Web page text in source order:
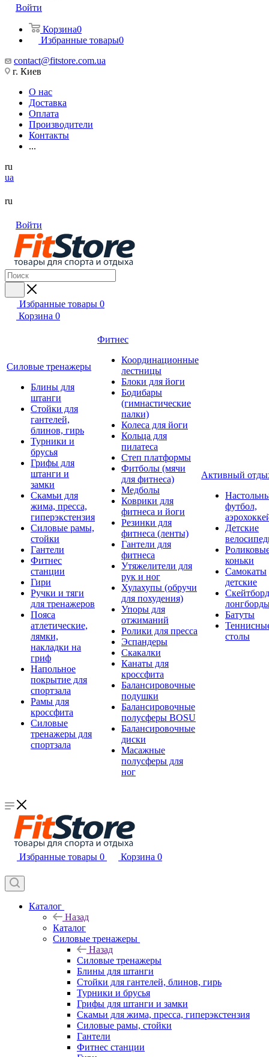
Войти
Корзина0
Избранные товары0
contact@fitstore.com.ua
г. Киев
О нас
Доставка
Оплата
Производители
Контакты
...
ru
ua
ru
Войти
Избранные товары 0
Корзина 0
Силовые тренажеры
Блины для
штанги
Стойки для
гантелей,
блинов, гирь
Турники и
брусья
Грифы для
штанги и
замки
Скамьи для
жима, пресса,
гиперэкстензия
Силовые рамы,
стойки
Гантели
Фитнес
станции
Гири
Ручки и тяги
для тренажеров
Пояса
атлетические,
лямки,
накладки на
гриф
Напольное
покрытие для
спортзала
Рамы для
кроссфита
Силовые
тренажеры для
спортзала
Фитнес
Координационные
лестницы
Блоки для йоги
Бодибары
(гимнастические
палки)
Колеса для йоги
Кольца для
пилатеса
Степ платформы
Фитболы (мячи
для фитнеса)
Медболы
Коврики для
фитнеса и йоги
Резинки для
фитнеса (ленты)
Гантели для
фитнеса
Утяжелители для
рук и ног
Хулахупы (обручи
для похудения)
Упоры для
отжиманий
Ролики для пресса
Эспандеры
Скакалки
Канаты для
кроссфита
Балансировочные
подушки
Балансировочные
полусферы BOSU
Балансировочные
диски
Масажные
полусферы для
ног
Активный
футбол,
Детские
коньки
Самокаты
детские
Батуты
столы
Избранные товары 0 Корзина 0
Каталог
Назад
Каталог
Силовые тренажеры
Назад
Силовые тренажеры
Блины для штанги
Стойки для гантелей, блинов, гирь
Турники и брусья
Грифы для штанги и замки
Скамьи для жима, пресса, гиперэкстензия
Силовые рамы, стойки
Гантели
Фитнес станции